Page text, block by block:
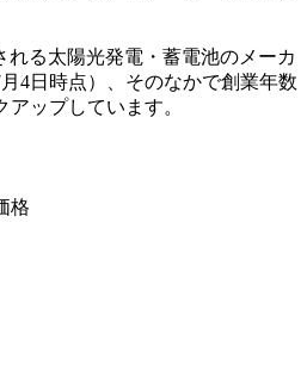
る太陽光発電・蓄電池のメーカ
4日時点）、そのなかで創業年数
ップしています。
格